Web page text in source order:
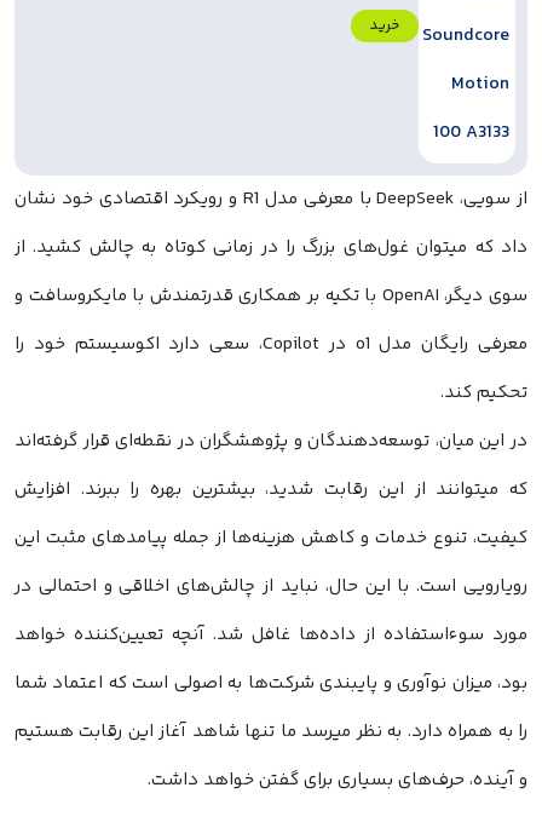
خرید
از سویی، DeepSeek با معرفی مدل R1 و رویکرد اقتصادی خود نشان
داد که میتوان غول‌های بزرگ را در زمانی کوتاه به چالش کشید. از
سوی دیگر، OpenAI با تکیه بر همکاری قدرتمندش با مایکروسافت و
معرفی رایگان مدل o1 در Copilot، سعی دارد اکوسیستم خود را
تحکیم کند.
در این میان، توسعه‌دهندگان و پژوهشگران در نقطه‌ای قرار گرفته‌اند
که میتوانند از این رقابت شدید، بیشترین بهره را ببرند. افزایش
کیفیت، تنوع خدمات و کاهش هزینه‌ها از جمله پیامدهای مثبت این
رویارویی است. با این حال، نباید از چالش‌های اخلاقی و احتمالی در
مورد سوءاستفاده از داده‌ها غافل شد. آنچه تعیین‌کننده خواهد
بود، میزان نوآوری و پایبندی شرکت‌ها به اصولی است که اعتماد شما
را به همراه دارد. به نظر میرسد ما تنها شاهد آغاز این رقابت هستیم
و آینده، حرف‌های بسیاری برای گفتن خواهد داشت.